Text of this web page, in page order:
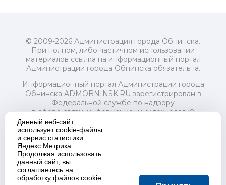
© 2009-2026 Администрация города Обнинска.
При полном, либо частичном использовании
материалов ссылка на информационный портал
Администрации города Обнинска обязательна.
Информационный портал Администрации города
Обнинска ADMOBNINSK.RU зарегистрирован в
Федеральной службе по надзору
в сфере связи, информационных технологий
и массовых коммуникаций (Роскомнадзор) 24 июля
2018 года.
Свидетельство о регистрации Эл № ФС77-73321
Учредитель: Администрация (исполнительно-
распорядительный орган) городского округа "Город
Обнинск". Главный редактор: Байкова Е.А.
Адрес электронной почты Редакции:
Данный веб-сайт
использует cookie-файлы
и сервис статистики
Яндекс.Метрика.
Продолжая использовать
данный сайт, вы
соглашаетесь на
обработку файлов cookie